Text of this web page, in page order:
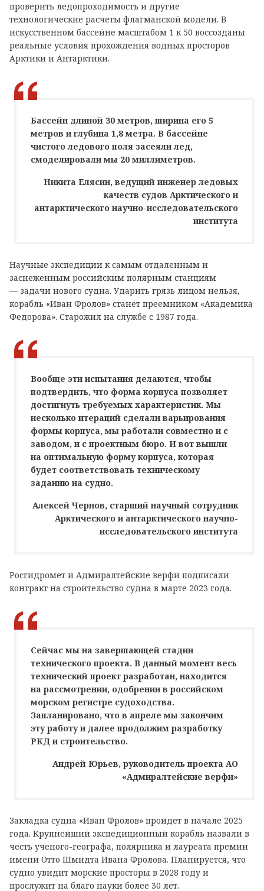
проверить ледопроходимость и другие
технологические расчеты флагманской модели. В
искусственном бассейне масштабом 1 к 50 воссозданы
реальные условия прохождения водных просторов
Арктики и Антарктики.
Бассейн длиной 30 метров, ширина его 5
метров и глубина 1,8 метра. В бассейне
чистого ледового поля засеяли лед,
смоделировали мы 20 миллиметров.
Никита Елясин, ведущий инженер ледовых
качеств судов Арктического и
антарктического научно-исследовательского
института
Научные экспедиции к самым отдаленным и
заснеженным российским полярным станциям
— задачи нового судна. Ударить грязь лицом нельзя,
корабль «Иван Фролов» станет преемником «Академика
Федорова». Старожил на службе с 1987 года.
Вообще эти испытания делаются, чтобы
подтвердить, что форма корпуса позволяет
достигнуть требуемых характеристик. Мы
несколько итераций сделали варьирования
формы корпуса, мы работали совместно и с
заводом, и с проектным бюро. И вот вышли
на оптимальную форму корпуса, которая
будет соответствовать техническому
заданию на судно.
Алексей Чернов, старший научный сотрудник
Арктического и антарктического научно-
исследовательского института
Росгидромет и Адмиралтейские верфи подписали
контракт на строительство судна в марте 2023 года.
Сейчас мы на завершающей стадии
технического проекта. В данный момент весь
технический проект разработан, находится
на рассмотрении, одобрении в российском
морском регистре судоходства.
Запланировано, что в апреле мы закончим
эту работу и далее продолжим разработку
РКД и строительство.
Андрей Юрьев, руководитель проекта АО
«Адмиралтейские верфи»
Закладка судна «Иван Фролов» пройдет в начале 2025
года. Крупнейший экспедиционный корабль назвали в
честь ученого-географа, полярника и лауреата премии
имени Отто Шмидта Ивана Фролова. Планируется, что
судно увидит морские просторы в 2028 году и
прослужит на благо науки более 30 лет.